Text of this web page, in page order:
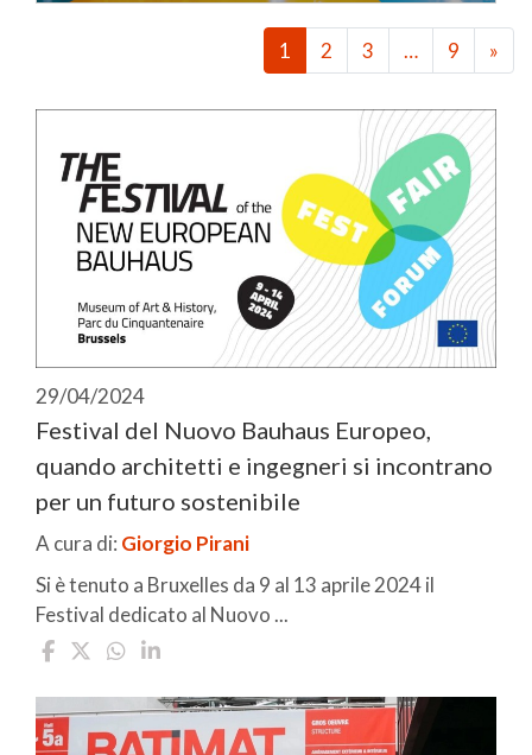
1 2 3 … 9 »
29/04/2024
Festival del Nuovo Bauhaus Europeo,
quando architetti e ingegneri si incontrano
per un futuro sostenibile
A cura di: Giorgio Pirani
Si è tenuto a Bruxelles da 9 al 13 aprile 2024 il
Festival dedicato al Nuovo ...